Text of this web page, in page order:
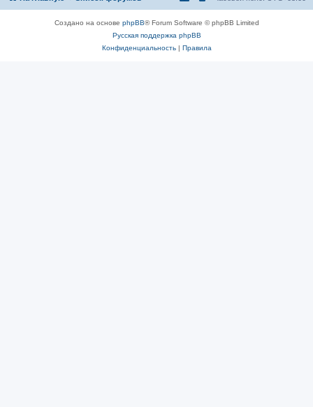
Создано на основе phpBB® Forum Software © phpBB Limited
Русская поддержка phpBB
Конфиденциальность| Правила